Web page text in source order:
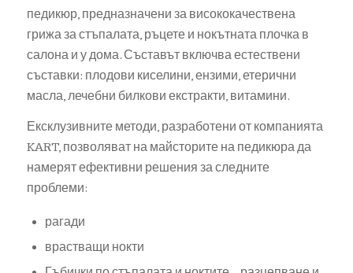
педикюр, предназначени за висококачествена
грижа за стъпалата, ръцете и нокътната плочка в
салона и у дома. Съставът включва естествени
съставки: плодови киселини, ензими, етерични
масла, лечебни билкови екстракти, витамини.
Ексклузивните методи, разработени от компанията
KART, позволяват на майсторите на педикюра да
намерят ефективни решения за следните
проблеми:
рагади
врастващи нокти